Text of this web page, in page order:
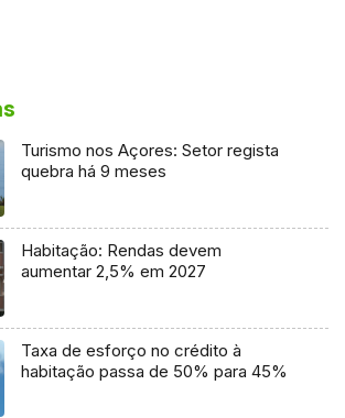
Turismo nos Açores: Setor regista
quebra há 9 meses
Habitação: Rendas devem
aumentar 2,5% em 2027
Taxa de esforço no crédito à
habitação passa de 50% para 45%